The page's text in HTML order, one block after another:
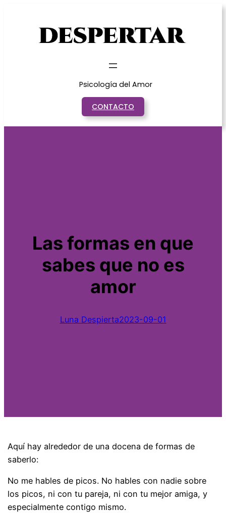
Psicología del Amor
CONTACTO
Las formas en que
sabes que no es
amor
Luna Despierta2023-09-01
Aquí hay alrededor de una docena de formas de
saberlo:
No me hables de picos. No hables con nadie sobre
los picos, ni con tu pareja, ni con tu mejor amiga, y
especialmente contigo mismo.